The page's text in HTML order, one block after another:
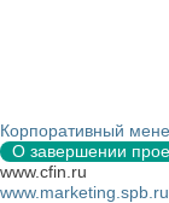
Корпоративный
О завершении
www.cfin.ru
www.marketing.spb.ru